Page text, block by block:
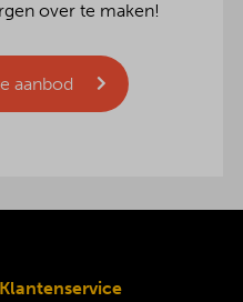
over te maken!
aanbod
Klantenservice